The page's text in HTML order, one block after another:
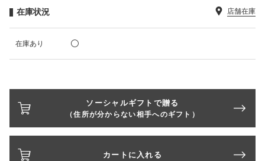
在庫状況 店舗在庫
在庫あり
ソーシャルギフトで贈る
（住所が分からない相手へのギフト）
カートに入れる